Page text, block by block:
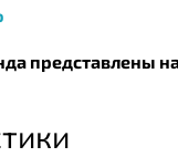
технологов.
до 50
представлены